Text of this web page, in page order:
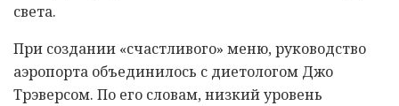
света.
При создании «счастливого» меню, руководство
аэропорта объединилось с диетологом Джо
Трэверсом. По его словам, низкий уровень